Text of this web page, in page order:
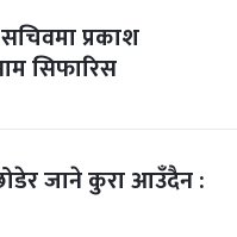
प्रकाश
सिफारिस
जाने कुरा आउँदैन :